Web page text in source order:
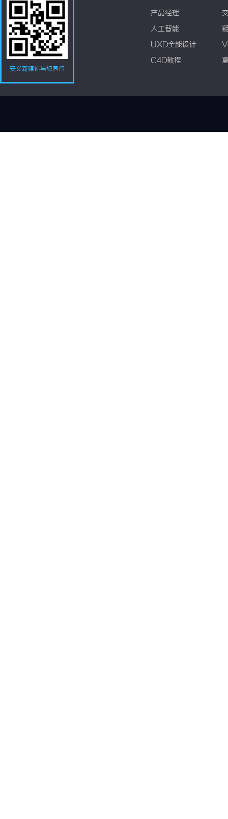
安义新媒体与您同行
产品经理
人工智能
UXD全能设计
C4D教程